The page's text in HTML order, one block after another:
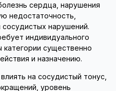
сердца, нарушения
недостаточность,
нарушений.
индивидуального
существенно
и назначению.
на сосудистый тонус,
уровень